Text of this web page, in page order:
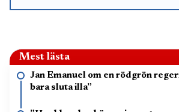
Mest lästa
Jan Emanuel om en rödgrön
bara sluta illa”